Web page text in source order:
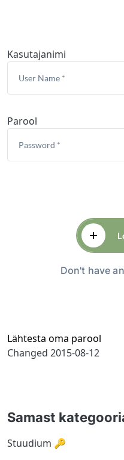
Kasutajanimi
Parool
Don't have
Lähtesta oma parool
Changed 2015-08-12
Samast
Stuudium 🔑